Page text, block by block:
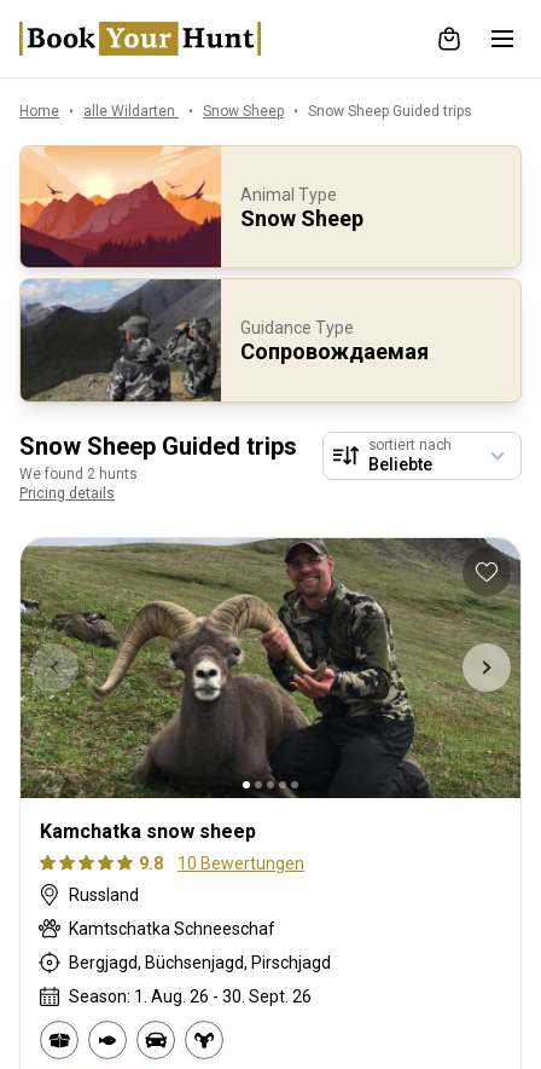
Home alle Wildarten Snow Sheep Snow Sheep Guided trips
Animal Type
Snow Sheep
Guidance Type
Сопровождаемая
Snow Sheep Guided trips
We found 2 hunts
Pricing details
sortiert nach
Kamchatka snow sheep
9.8
10 Bewertungen
Russland
Kamtschatka Schneeschaf
Bergjagd, Büchsenjagd, Pirschjagd
Season: 1. Aug. 26 - 30. Sept. 26